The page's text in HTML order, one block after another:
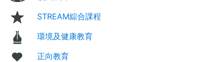
STREAM綜合課程
環境及健康教育
正向教育